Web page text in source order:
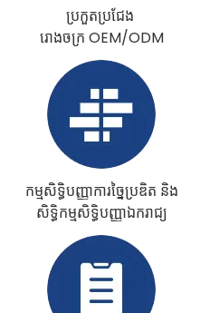
ប្រកួតប្រជែង
រោងចក្រ OEM/ODM
កម្មសិទ្ធិបញ្ញាការច្នៃប្រឌិត និង
សិទ្ធិកម្មសិទ្ធិបញ្ញាឯករាជ្យ